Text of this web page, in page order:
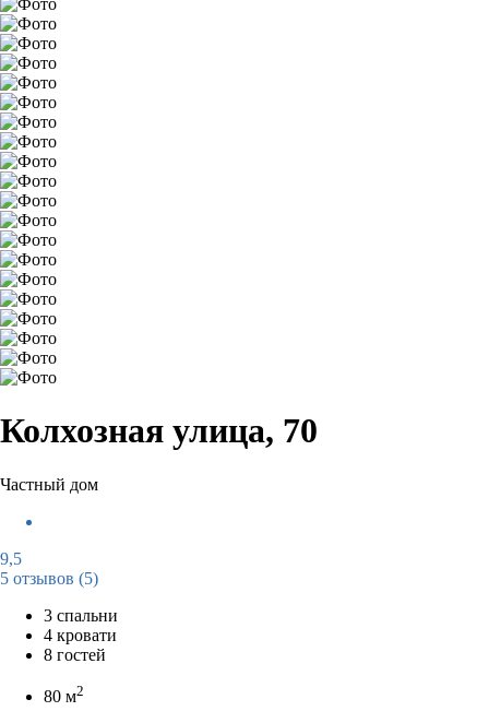
Колхозная улица, 70
Частный дом
9,5
5 отзывов (5)
3 спальни
4 кровати
8 гостей
80 м2